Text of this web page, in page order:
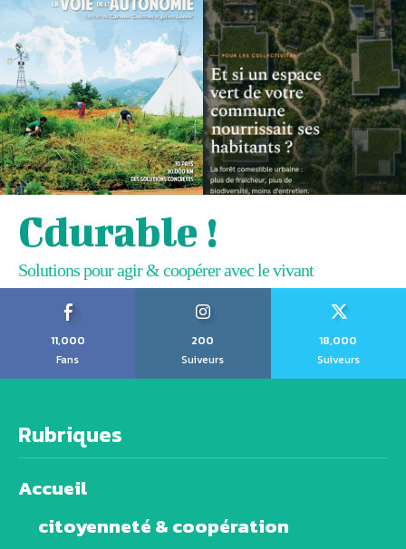
Cdurable !
Solutions pour agir & coopérer avec le vivant
11,000
Fans
200
Suiveurs
18,000
Suiveurs
Rubriques
Accueil
citoyenneté & coopération